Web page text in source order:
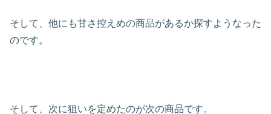
そして、他にも甘さ控えめの商品があるか探すようなった
のです。
そして、次に狙いを定めたのが次の商品です。